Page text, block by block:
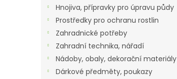
Hnojiva, přípravky pro úpravu půdy
Prostředky pro ochranu rostlin
Zahradnické potřeby
Zahradní technika, nářadí
Nádoby, obaly, dekorační materiály
Dárkové předměty, poukazy